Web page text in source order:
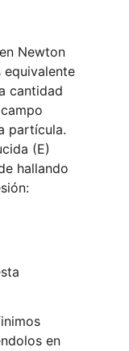
Newton
cantidad
partícula.
(E)
hallando
en